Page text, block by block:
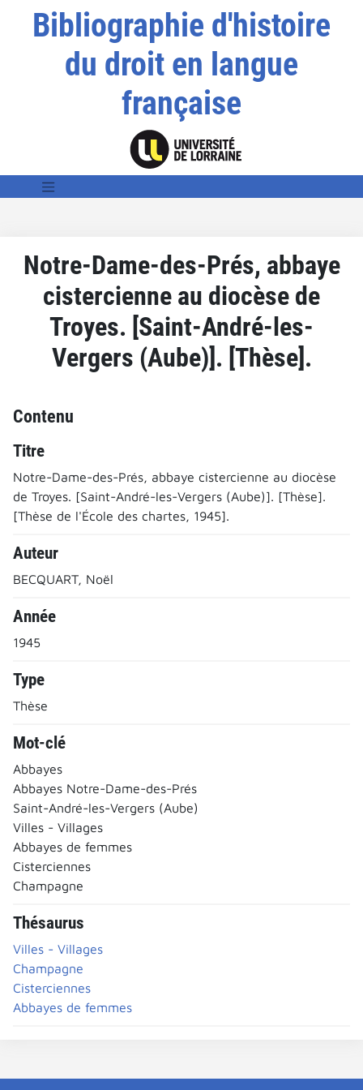
Bibliographie d'histoire
du droit en langue
française
Notre-Dame-des-Prés, abbaye
cistercienne au diocèse de
Troyes. [Saint-André-les-
Vergers (Aube)]. [Thèse].
Contenu
Titre
Notre-Dame-des-Prés, abbaye cistercienne au diocèse
de Troyes. [Saint-André-les-Vergers (Aube)]. [Thèse].
[Thèse de l'École des chartes, 1945].
Auteur
BECQUART, Noël
Année
1945
Type
Thèse
Mot-clé
Abbayes
Abbayes Notre-Dame-des-Prés
Saint-André-les-Vergers (Aube)
Villes - Villages
Abbayes de femmes
Cisterciennes
Champagne
Thésaurus
Villes - Villages
Champagne
Cisterciennes
Abbayes de femmes